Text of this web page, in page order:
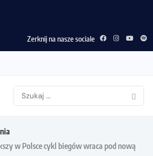
Zerknij na nasze sociale
w Polsce cykl biegów wraca pod nową